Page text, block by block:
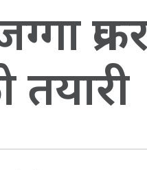
तयारी